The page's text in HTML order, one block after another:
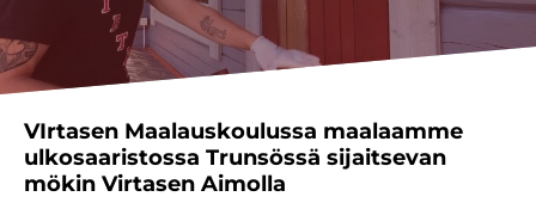
VIrtasen Maalauskoulussa maalaamme
ulkosaaristossa Trunsössä sijaitsevan
mökin Virtasen Aimolla